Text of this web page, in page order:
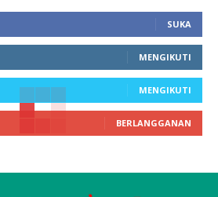
SUKA
MENGIKUTI
MENGIKUTI
BERLANGGANAN